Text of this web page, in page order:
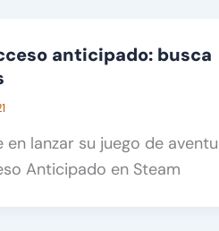
anticipado: busca
en lanzar su juego de
Anticipado en Steam